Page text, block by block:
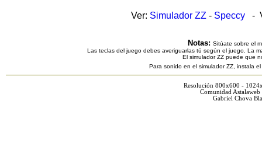
Ver: Simulador ZZ - Speccy -
Notas: Sitúate sobre el
Las teclas del juego debes averiguarlas tú según el juego. La
El simulador ZZ puede que
Para sonido en el simulador ZZ, instala
Resolución 800x600 -
Comunidad
Gabriel Chova